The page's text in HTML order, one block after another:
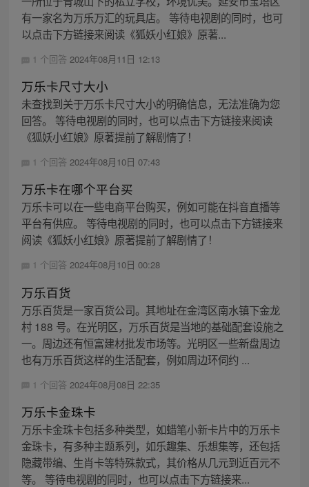
有一家名为万乐万汇的玩具店。 等待电视剧的同时，也可
以点击下方链接来阅读《狐妖小红娘》原著...
1 个回答 2024年08月11日 12:13
万乐卡尺寸大小
未查找到关于万乐卡尺寸大小的明确信息，无法准确为您
回答。 等待电视剧的同时，也可以点击下方链接来阅读
《狐妖小红娘》原著提前了解剧情了！
1 个回答 2024年08月10日 07:43
万乐卡在哪个平台买
万乐卡可以在一些电商平台购买，例如可能在抖音直播等
平台有供应。 等待电视剧的同时，也可以点击下方链接来
阅读《狐妖小红娘》原著提前了解剧情了！
1 个回答 2024年08月10日 00:28
万乐百货
万乐百货是一家百货公司。其地址在金湾区南水镇下金龙
村 188 号。在光明区，万乐百货是当地的基础配套设施之
一。周边还有恒富建材批发市场等。光明区一些新盘周边
也有万乐百货这样的生活配套，例如周边环伺约 ...
1 个回答 2024年08月08日 22:35
万乐卡金珠卡
万乐卡金珠卡包括多种类型，如蜡笔小新卡片中的万乐卡
金珠卡，有多种主题系列，如乐趣集、乐想集等，还包括
隐藏带编、生肖卡等特殊款式，其价格从几元到近百元不
等。 等待电视剧的同时，也可以点击下方链接来...